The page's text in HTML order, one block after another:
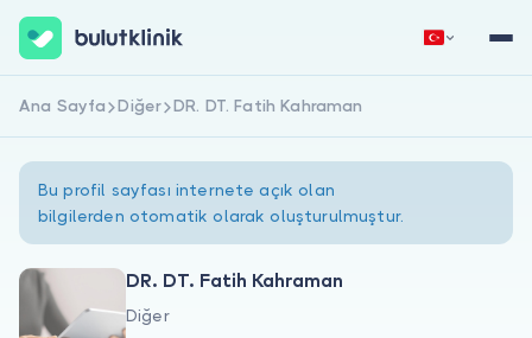
Hemen Kaydol Giriş Yap
Ana Sayfa Diğer DR. DT. Fatih Kahraman
Bu profil sayfası internete açık olan
bilgilerden otomatik olarak oluşturulmuştur.
DR. DT. Fatih Kahraman
Diğer